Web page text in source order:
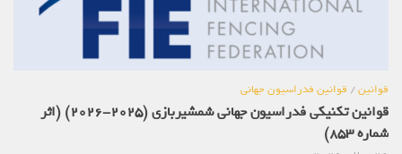
قوانین/قوانین فدراسیون جهانی
قوانین تکنیکی فدراسیون جهانی شمشیربازی (2025-2026) (اثر
شماره 853)